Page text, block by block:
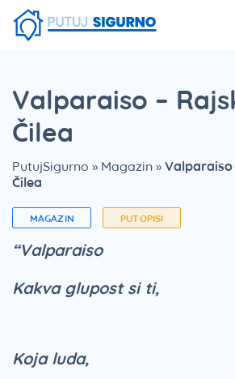
Valparaiso –
Čilea
PutujSigurno » Magazin » Valparaiso
Čilea
MAGAZIN PUTOPISI
“Valparaiso
Kakva glupost si ti,
Koja luda,